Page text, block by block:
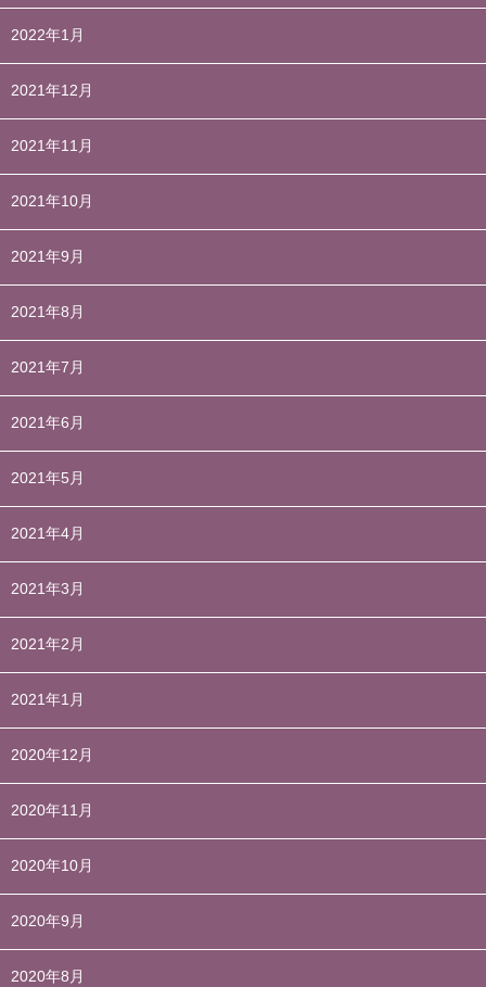
2022年1月
2021年12月
2021年11月
2021年10月
2021年9月
2021年8月
2021年7月
2021年6月
2021年5月
2021年4月
2021年3月
2021年2月
2021年1月
2020年12月
2020年11月
2020年10月
2020年9月
2020年8月